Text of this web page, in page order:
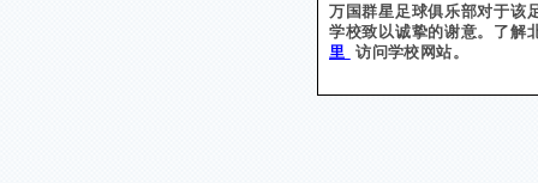
万国群星足球俱乐部对于该
学校致以诚挚的谢意。了解
里
访问学校网站。